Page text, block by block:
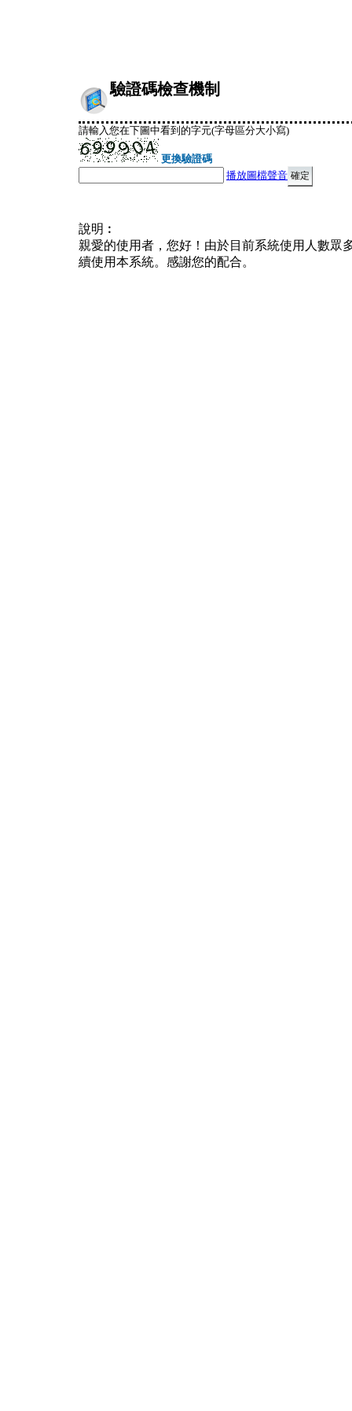
驗證碼檢查機制
請輸入您在下圖中看到的字元(字母區分大小寫)
更換驗證碼
播放圖檔聲音
說明︰
親愛的使用者，您好！由於目前系統使用人數眾
續使用本系統。感謝您的配合。